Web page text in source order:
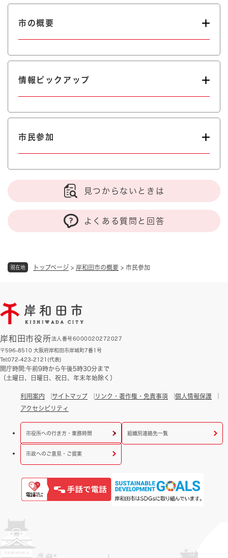
現在地 トップページ > 岸和田市の概要 > 市民参加
市の概要
情報ピックアップ
市民参加
見つからないときは
よくある質問と回答
岸和田市役所法人番号6000020272027
〒596-8510 大阪府岸和田市岸城町7番1号
Tel:072-423-2121(代表)
開庁時間:午前9時から午後5時30分まで
（土曜日、日曜日、祝日、年末年始除く）
利用案内 サイトマップ リンク・著作権・免責事項
個人情報保護
アクセシビリティ
市役所への行き方・業務時間 組織別連絡先一覧
市政へのご意見・ご提案